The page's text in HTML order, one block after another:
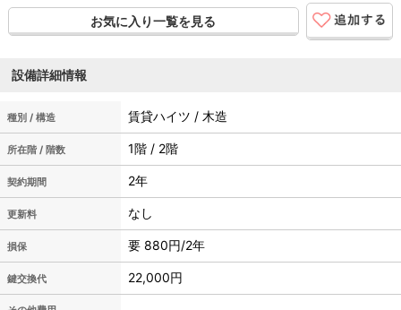
お気に入り一覧を見る
設備詳細情報
種別 / 構造 賃貸ハイツ / 木造
所在階 / 階数 1階 / 2階
契約期間 2年
更新料 なし
損保 要 880円/2年
鍵交換代 22,000円